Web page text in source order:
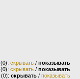
скрывать / показывать
скрывать / показывать
скрывать / показывать